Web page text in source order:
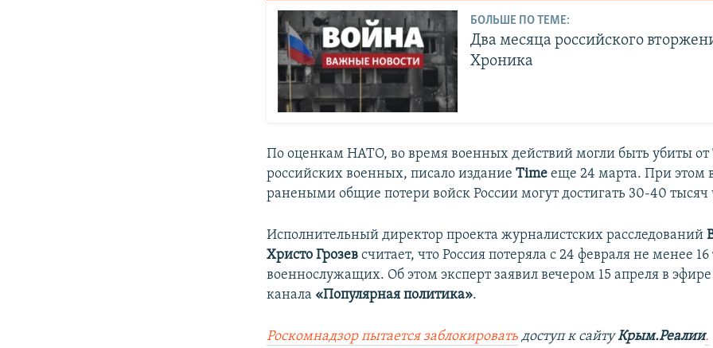
БОЛЬШЕ ПО ТЕМЕ:
Два месяца российского
Хроника
По оценкам НАТО, во время военных действий могли быть убиты от
российских военных, писало изданиеTime еще 24 марта. При этом
ранеными общие потери войск России могут достигать 30-40 тысяч
Исполнительный директор проекта журналистских расследований
Христо Грозев считает, что Россия потеряла с 24 февраля не менее 16
военнослужащих. Об этом эксперт заявил вечером 15 апреля в
канала «Популярная политика».
Роскомнадзор пытается заблокировать доступ к сайтуКрым.Реалии.